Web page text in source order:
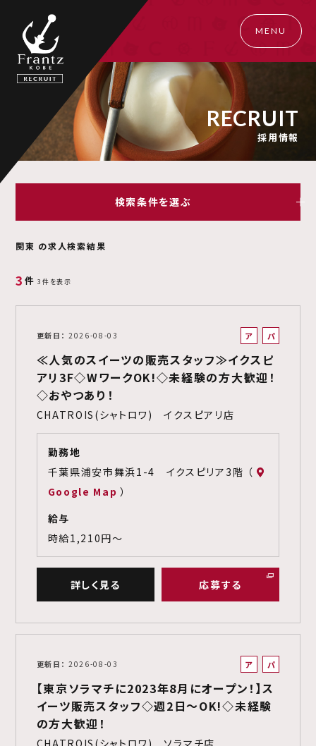
MENU
RECRUIT
採用情報
検索条件を選ぶ
関東 の求人検索結果
3件 3件を表示
更新日 2026-08-03
ア
バ
イ
パ
ト
≪人気のスイーツの販売スタッフ≫イクスピ
アリ3F◇WワークOK!◇未経験の方大歓迎！
◇おやつあり！
CHATROIS(シャトロワ) イクスピアリ店
勤務地
千葉県浦安市舞浜1-4 イクスピリア3階 （
Google Map ）
給与
時給1,210円～
詳しく見る 応募する
更新日 2026-08-03
ア
バ
イ
パ
ト
【東京ソラマチに2023年8月にオープン！】ス
イーツ販売スタッフ◇週2日～OK!◇未経験
の方大歓迎！
CHATROIS(シャトロワ) ソラマチ店